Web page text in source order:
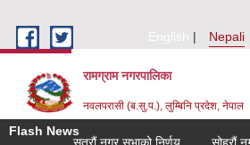
English
Nepali
रामग्राम नगरपालिका
नवलपरासी (ब.सु.प.), लुम्बिनि प्रदेश, नेपाल
Flash News